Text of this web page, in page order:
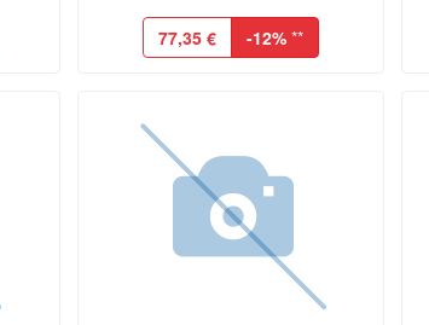
77,35 € -12%**